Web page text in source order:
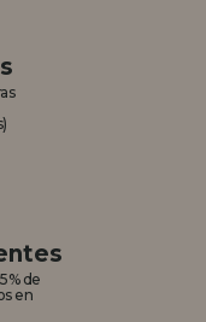
de
en